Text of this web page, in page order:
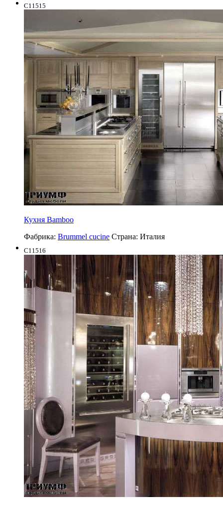
C11515
Кухня Bamboo
Фабрика: Brummel cucine Страна: Италия
C11516